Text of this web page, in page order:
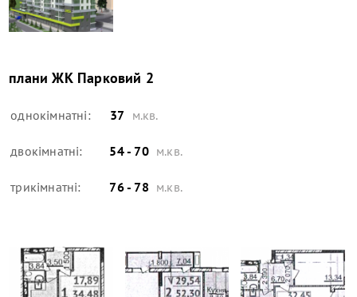
планиЖК Парковий 2
однокімнатні: 37 м.кв.
двокімнатні: 54 - 70 м.кв.
трикімнатні: 76 - 78 м.кв.